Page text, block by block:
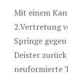
Mit einem
2.Vertretung
Springe
Deister
neuformierte